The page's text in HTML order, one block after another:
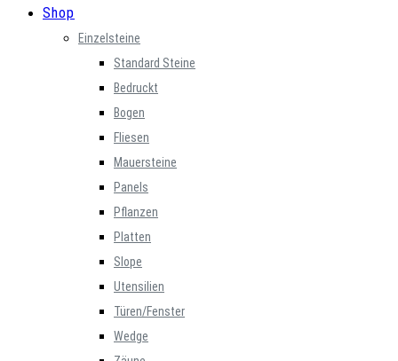
Shop
Einzelsteine
Standard Steine
Bedruckt
Bogen
Fliesen
Mauersteine
Panels
Pflanzen
Platten
Slope
Utensilien
Türen/Fenster
Wedge